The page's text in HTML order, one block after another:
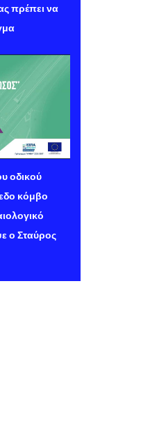
πρέπει να
12:48
οδικού
κόμβο
ο Σταύρος